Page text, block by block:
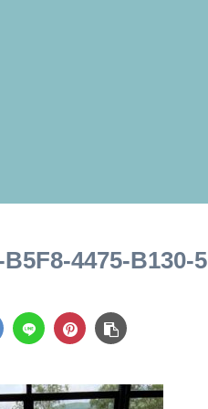
B5F8-4475-B130-